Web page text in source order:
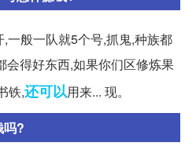
一般一队就5个号,抓鬼,种族都
会得好东西,如果你们区修炼果
铁,还可以用来... 现。
吗?